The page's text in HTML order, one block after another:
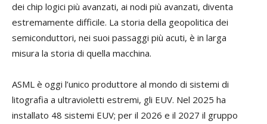
dei chip logici più avanzati, ai nodi più avanzati, diventa
estremamente difficile. La storia della geopolitica dei
semiconduttori, nei suoi passaggi più acuti, è in larga
misura la storia di quella macchina.
ASML è oggi l’unico produttore al mondo di sistemi di
litografia a ultravioletti estremi, gli EUV. Nel 2025 ha
installato 48 sistemi EUV; per il 2026 e il 2027 il gruppo